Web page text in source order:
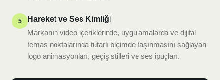
5
Hareket ve Ses Kimliği
Markanın video içeriklerinde, uygulamalarda ve dijital
temas noktalarında tutarlı biçimde taşınmasını sağlayan
logo animasyonları, geçiş stilleri ve ses ipuçları.